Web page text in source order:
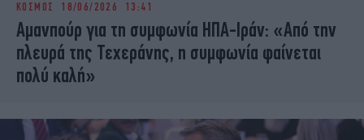
iBOOKS
OSCARS
THE OCEAN
MEDIA
ELAMEFORA
ΚΟΣΜΟΣ 18/06/2026 13:41
Aμανπούρ για τη συμφωνία ΗΠΑ-Ιράν: «Από την
πλευρά της Τεχεράνης, η συμφωνία φαίνεται
πολύ καλή»